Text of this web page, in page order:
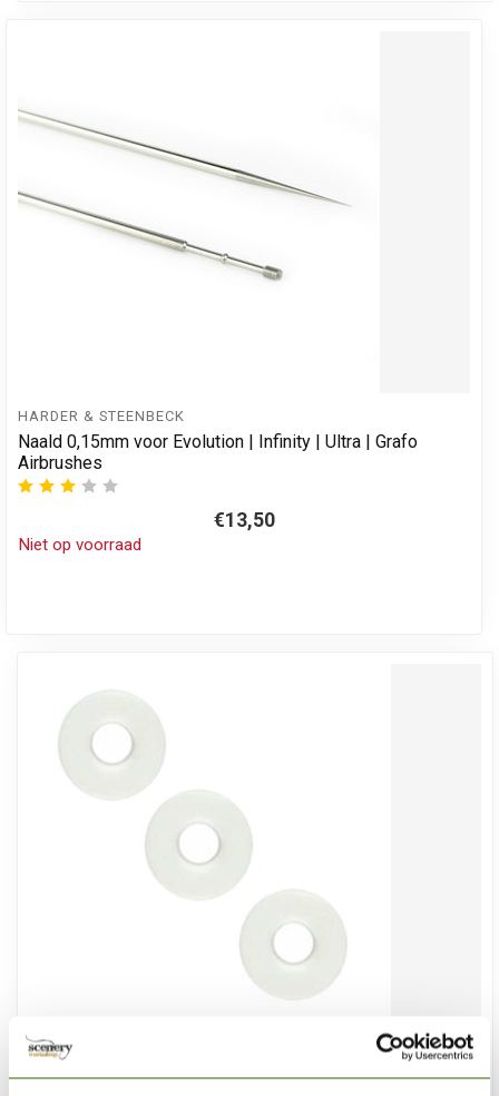
HARDER & STEENBECK
Naald 0,15mm voor Evolution | Infinity | Ultra | Grafo
Airbrushes
€13,50
Niet op voorraad
HARDER & STEENBECK
Naaldpakking Teflon voor Evolution | Infinity | Ultra | Grafo